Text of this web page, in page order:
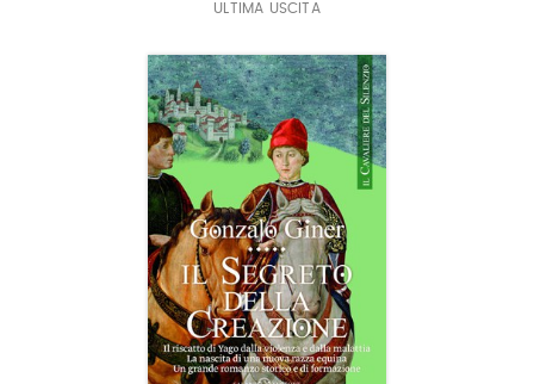
ULTIMA USCITA